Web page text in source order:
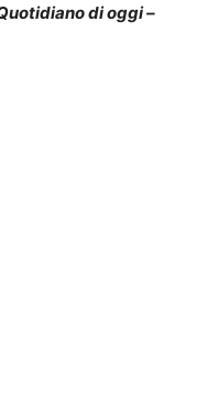
di oggi –